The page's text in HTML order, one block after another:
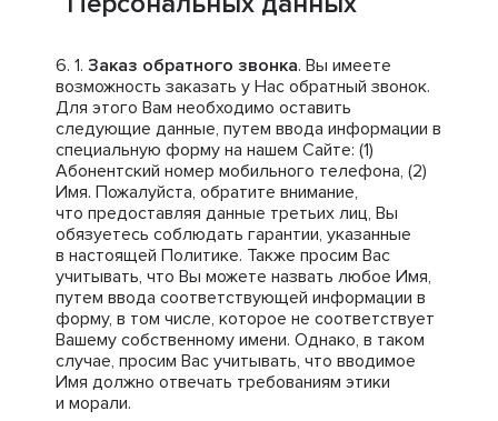
Заказ обратного звонка. Вы имеете
возможность заказать у Нас обратный звонок.
Для этого Вам необходимо оставить
следующие данные, путем ввода информации в
специальную форму на нашем Сайте: (1)
Абонентский номер мобильного телефона, (2)
Имя. Пожалуйста, обратите внимание,
что предоставляя данные третьих лиц, Вы
обязуетесь соблюдать гарантии, указанные
в настоящей Политике. Также просим Вас
учитывать, что Вы можете назвать любое Имя,
путем ввода соответствующей информации в
форму, в том числе, которое не соответствует
Вашему собственному имени. Однако, в таком
случае, просим Вас учитывать, что вводимое
Имя должно отвечать требованиям этики
и морали.